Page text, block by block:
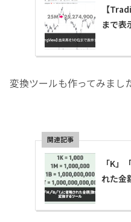
【
まで表
変換ツールも作ってみまし
「K」
れた金